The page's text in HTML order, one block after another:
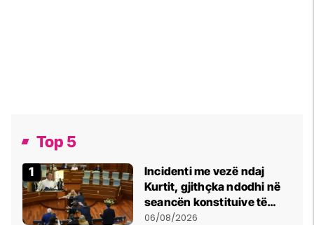
Top 5
Incidenti me vezë ndaj
Kurtit, gjithçka ndodhi në
seancën konstituive të
Kuvendit
06/08/2026